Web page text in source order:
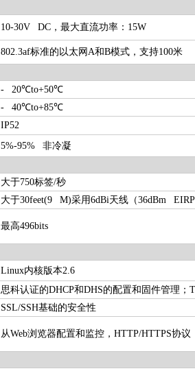
10-30V DC，最大直流功率：15W
802.3af标准的以太网A和B模式，支持100米
- 20℃to+50℃
- 40℃to+85℃
IP52
5%-95%非冷凝
大于750标签/秒
大于30feet(9 M)采用6dBi天线（36dBm
最高496bits
Linux内核版本2.6
思科认证的DHCP和DHS的配置和固件管理；
SSL/SSH基础的安全性
从Web浏览器配置和监控，HTTP/HTTPS协议